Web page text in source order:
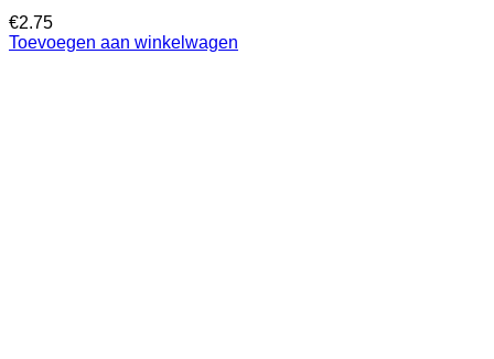
€2.75
Toevoegen aan winkelwagen